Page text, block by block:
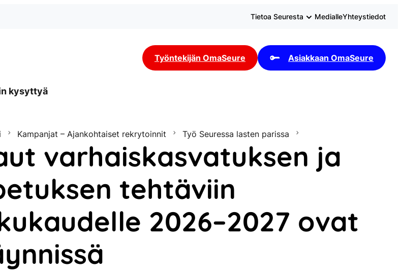
Tietoa Seuresta MedialleYhteystiedot
Työntekijän OmaSeure Asiakkaan OmaSeure
kysyttyä
Kampanjat – Ajankohtaiset rekrytoinnit Työ Seuressa lasten parissa
varhaiskasvatuksen ja
tehtäviin
2026–2027 ovat